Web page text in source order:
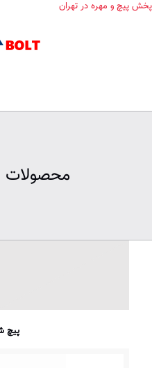
پخش پیچ و مهره در تهران
محصولات
پیچ